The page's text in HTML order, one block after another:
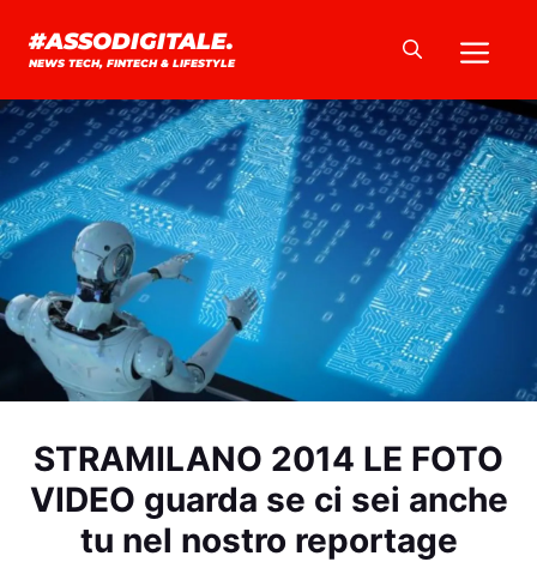
#ASSODIGITALE.
NEWS TECH, FINTECH & LIFESTYLE
STRAMILANO 2014 LE FOTO
VIDEO guarda se ci sei anche
tu nel nostro reportage